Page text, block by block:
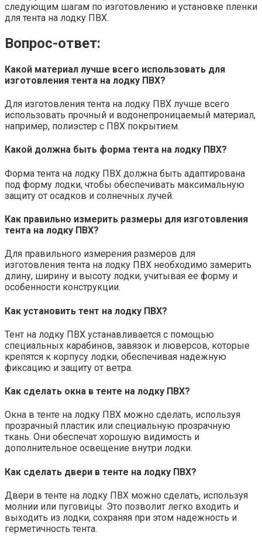
следующим шагам по изготовлению и установке пленки
для тента на лодку ПВХ.
Вопрос-ответ:
Какой материал лучше всего использовать для
изготовления тента на лодку ПВХ?
Для изготовления тента на лодку ПВХ лучше всего
использовать прочный и водонепроницаемый материал,
например, полиэстер с ПВХ покрытием.
Какой должна быть форма тента на лодку ПВХ?
Форма тента на лодку ПВХ должна быть адаптирована
под форму лодки, чтобы обеспечивать максимальную
защиту от осадков и солнечных лучей.
Как правильно измерить размеры для изготовления
тента на лодку ПВХ?
Для правильного измерения размеров для
изготовления тента на лодку ПВХ необходимо замерить
длину, ширину и высоту лодки, учитывая ее форму и
особенности конструкции.
Как установить тент на лодку ПВХ?
Тент на лодку ПВХ устанавливается с помощью
специальных карабинов, завязок и люверсов, которые
крепятся к корпусу лодки, обеспечивая надежную
фиксацию и защиту от ветра.
Как сделать окна в тенте на лодку ПВХ?
Окна в тенте на лодку ПВХ можно сделать, используя
прозрачный пластик или специальную прозрачную
ткань. Они обеспечат хорошую видимость и
дополнительное освещение внутри лодки.
Как сделать двери в тенте на лодку ПВХ?
Двери в тенте на лодку ПВХ можно сделать, используя
молнии или пуговицы. Это позволит легко входить и
выходить из лодки, сохраняя при этом надежность и
герметичность тента.